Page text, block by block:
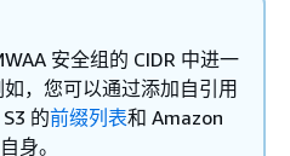
安全组的 CIDR 中进一
，您可以通过添加自引用
的前缀列表和 Amazon
身。